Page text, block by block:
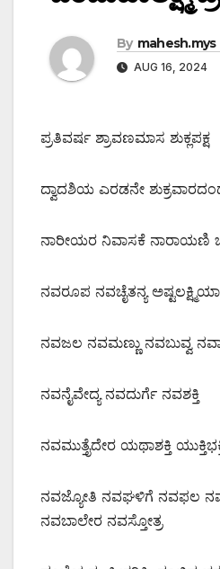
By mahesh.mys
AUG 16, 2024
ಪ್ರತಿವರ್ಷ ಶ್ರಾವಣಮಾಸ ಶುಕ್ಲಪಕ್ಷ
ದ್ವಾದಶಿಯ ಎರಡನೇ
ನಾರೀಯರ ನಿವಾಸಕೆ ನಾರಾಯಣಿ
ನವರೂಪ ನವಚೈತನ್ಯ
ನವಜಲ ನವಮಣ್ಣು ನವಬುವ್ವ
ನವನೈವೇದ್ಯ ನವದುರ್ಗೆ ನವಶಕ್ತಿ
ನವಮುತ್ತೈದೇರ ಯಥಾಶಕ್ತಿ
ನವಜ್ಯೋತಿ ನವಘಳಿಗೆ ನವಫಲ
ನವಬಾಲೇರ ನವಸ್ತೋತ್ರ